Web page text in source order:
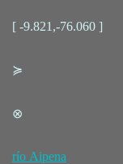
[ -9.821,-76.060 ]
≽
⊗
río Aipena